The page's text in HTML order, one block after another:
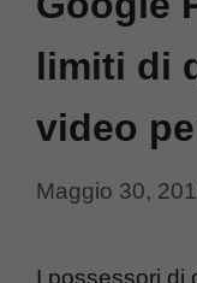
limiti di
video
Maggio 30,
I possessori di